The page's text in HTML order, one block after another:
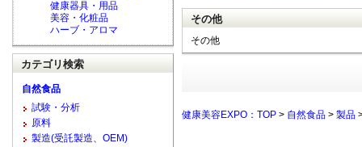
その他
その他
健康美容EXPO：TOP > 自然食品 > 製品
健康器具・用品
美容・化粧品
ハーブ・アロマ
カテゴリ検索
自然食品
試験・分析
原料
製造(受託製造、OEM)